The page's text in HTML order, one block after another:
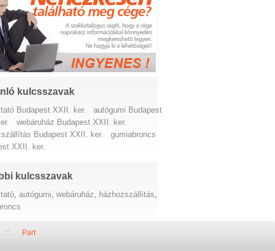
kulcsszavak
Budapest XXII. ker.
autógumi Budapest
webáruház Budapest XXII. ker.
Budapest XXII. ker.
gumiabroncs
XXII. ker.
kulcsszavak
,autógumi,webáruház, házhozszállítás,
Part